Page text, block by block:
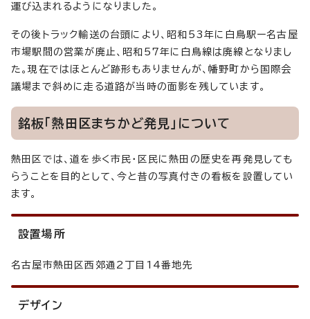
運び込まれるようになりました。
その後トラック輸送の台頭により、昭和53年に白鳥駅ー名古屋
市場駅間の営業が廃止、昭和57年に白鳥線は廃線となりまし
た。現在ではほとんど跡形もありませんが、幡野町から国際会
議場まで斜めに走る道路が当時の面影を残しています。
銘板「熱田区まちかど発見」について
熱田区では、道を歩く市民・区民に熱田の歴史を再発見しても
らうことを目的として、今と昔の写真付きの看板を設置してい
ます。
設置場所
名古屋市熱田区西郊通2丁目14番地先
デザイン